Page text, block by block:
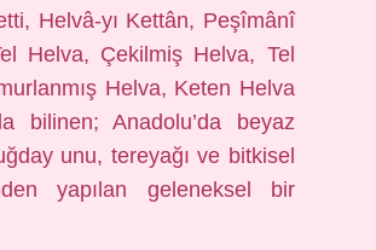
Helvâ-yı Kettân, Peşîmânî
Helva, Çekilmiş Helva, Tel
Helva, Keten Helva
bilinen; Anadolu’da beyaz
unu, tereyağı ve bitkisel
yapılan geleneksel bir